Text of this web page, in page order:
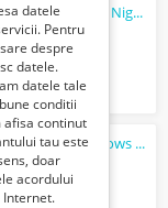
Angajăm Animatoare/Dansatoare pentru Night Club din Cluj Napoca
Reparatii laptop Bucuresti Instalare windows 11 la domiciliul clientului Service...
datele
Pentru
despre
datele.
datele tale
conditii
afisa continut
tau este
doar
acordului
Internet.